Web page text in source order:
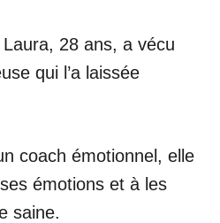
Laura, 28 ans, a vécu
qui l’a laissée
coach émotionnel, elle
émotions et à les
saine.